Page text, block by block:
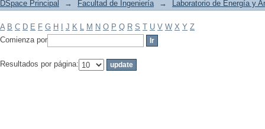
DSpace Principal → Facultad de Ingeniería → Laboratorio de Energía y
A B C D E F G H J K L M N O P Q R S T U V W X Y Z
Comienza por
Resultados por página: